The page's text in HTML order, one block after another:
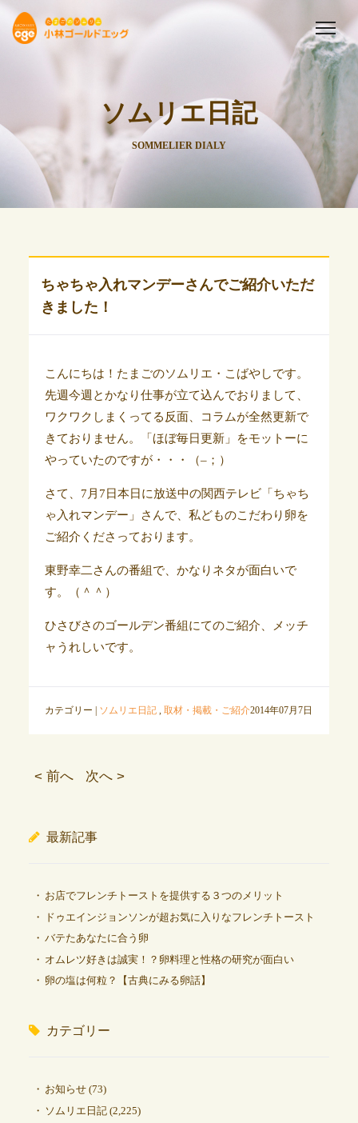
ソムリエ日記
SOMMELIER DIALY
ちゃちゃ入れマンデーさんでご紹介いただ
きました！
こんにちは！たまごのソムリエ・こばやしです。
先週今週とかなり仕事が立て込んでおりまして、
ワクワクしまくってる反面、コラムが全然更新で
きておりません。「ほぼ毎日更新」をモットーに
やっていたのですが・・・（–；）
さて、7月7日本日に放送中の関西テレビ「ちゃち
ゃ入れマンデー」さんで、私どものこだわり卵を
ご紹介くださっております。
東野幸二さんの番組で、かなりネタが面白いで
す。（＾＾）
ひさびさのゴールデン番組にてのご紹介、メッチ
ャうれしいです。
カテゴリー | ソムリエ日記, 取材・掲載・ご紹介2014年07月7日
< 前へ 次へ >
最新記事
お店でフレンチトーストを提供する３つのメリット
ドゥエインジョンソンが超お気に入りなフレンチトースト
バテたあなたに合う卵
オムレツ好きは誠実！？卵料理と性格の研究が面白い
卵の塩は何粒？【古典にみる卵話】
カテゴリー
お知らせ(73)
ソムリエ日記(2,225)